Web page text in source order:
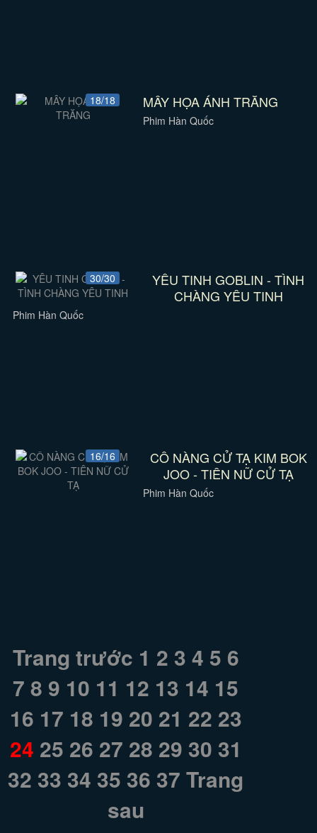
18/18 MÂY HỌA ÁNH TRĂNG
Phim Hàn Quốc
30/30
YÊU TINH GOBLIN - TÌNH
CHÀNG YÊU TINH
Phim Hàn Quốc
16/16
CÔ NÀNG CỬ TẠ KIM BOK
JOO - TIÊN NỮ CỬ TẠ
Phim Hàn Quốc
Trang trước 1 2 3 4 5 6
7 8 9 10 11 12 13 14 15
16 17 18 19 20 21 22 23
24 25 26 27 28 29 30 31
32 33 34 35 36 37 Trang
sau